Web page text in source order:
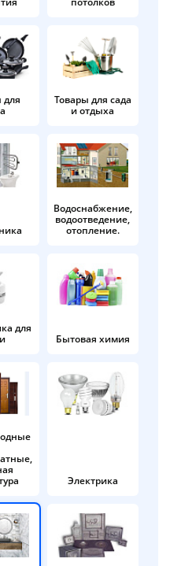
для
Товары для сада
и отдыха
Водоснабжение,
водоотведение,
отопление.
для
Бытовая химия
Электрика
раз в 2
02-51